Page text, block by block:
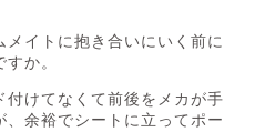
イトに抱き合いにいく前に
か。
けてなくて前後をメカが手
余裕でシートに立ってポー